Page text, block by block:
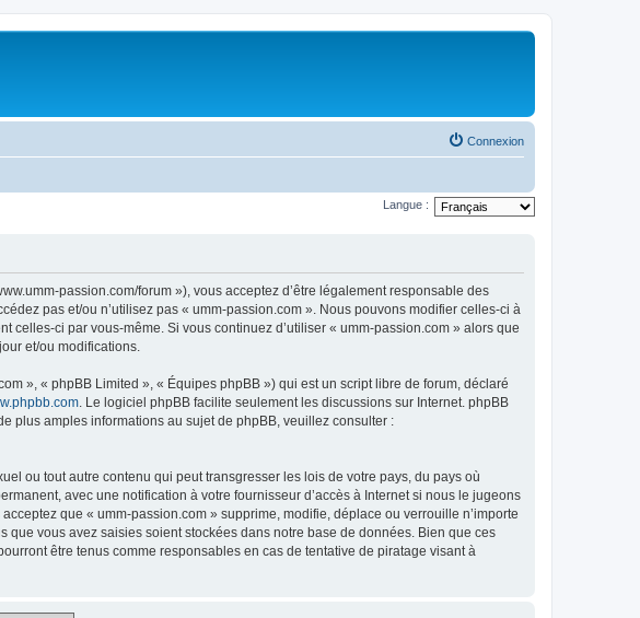
Connexion
Langue :
passion.com/forum »), vous acceptez d’être légalement responsable des
pas et/ou n’utilisez pas « umm-passion.com ». Nous pouvons modifier celles-ci à
celles-ci par vous-même. Si vous continuez d’utiliser « umm-passion.com » alors que
et/ou modifications.
», « phpBB Limited », « Équipes phpBB ») qui est un script libre de forum, déclaré
. Le logiciel phpBB facilite seulement les discussions sur Internet. phpBB
plus amples informations au sujet de phpBB, veuillez consulter :
ou tout autre contenu qui peut transgresser les lois de votre pays, du pays où
avec une notification à votre fournisseur d’accès à Internet si nous le jugeons
que « umm-passion.com » supprime, modifie, déplace ou verrouille n’importe
vous avez saisies soient stockées dans notre base de données. Bien que ces
être tenus comme responsables en cas de tentative de piratage visant à